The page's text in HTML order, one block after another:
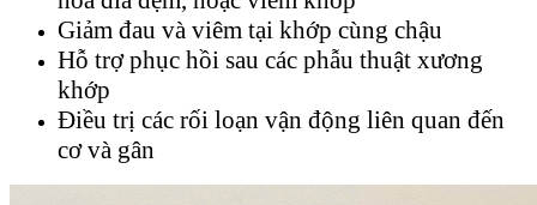
Giảm đau và viêm tại khớp cùng chậu
Hỗ trợ phục hồi sau các phẫu thuật xương
khớp
Điều trị các rối loạn vận động liên quan đến
cơ và gân